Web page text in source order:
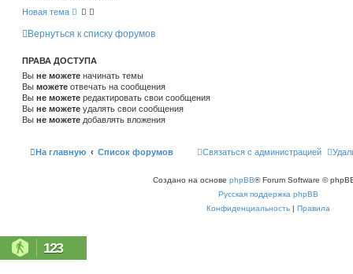
Новая тема
Вернуться к списку форумов
ПРАВА ДОСТУПА
Вы не можете начинать темы
Вы можете отвечать на сообщения
Вы не можете редактировать свои сообщения
Вы не можете удалять свои сообщения
Вы не можете добавлять вложения
На главную Список форумов Связаться с администрацией
Создано на основе phpBB® Forum Software ©
Русская поддержка phpBB
Конфиденциальность | Правила
123